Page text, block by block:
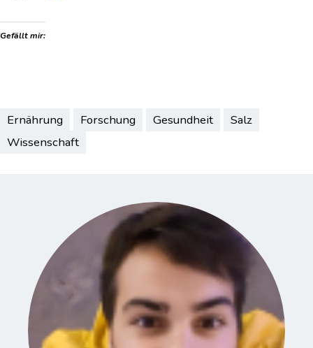
Gefällt mir:
Ernährung Forschung Gesundheit
Salz
Wissenschaft